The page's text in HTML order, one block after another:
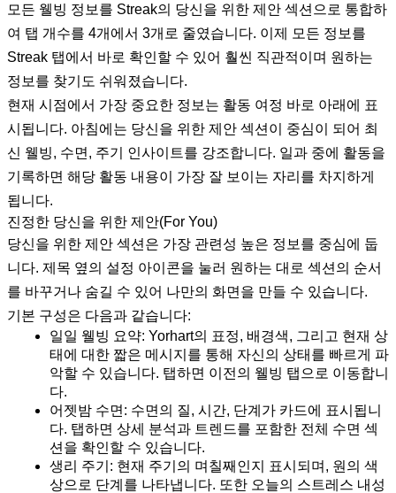
모든 웰빙 정보를 Streak의 당신을 위한 제안 섹션으로 통합하
여 탭 개수를 4개에서 3개로 줄였습니다. 이제 모든 정보를
Streak 탭에서 바로 확인할 수 있어 훨씬 직관적이며 원하는
정보를 찾기도 쉬워졌습니다.
현재 시점에서 가장 중요한 정보는 활동 여정 바로 아래에 표
시됩니다. 아침에는 당신을 위한 제안 섹션이 중심이 되어 최
신 웰빙, 수면, 주기 인사이트를 강조합니다. 일과 중에 활동을
기록하면 해당 활동 내용이 가장 잘 보이는 자리를 차지하게
됩니다.
진정한 당신을 위한 제안(For You)
당신을 위한 제안 섹션은 가장 관련성 높은 정보를 중심에 둡
니다. 제목 옆의 설정 아이콘을 눌러 원하는 대로 섹션의 순서
를 바꾸거나 숨길 수 있어 나만의 화면을 만들 수 있습니다.
기본 구성은 다음과 같습니다:
일일 웰빙 요약: Yorhart의 표정, 배경색, 그리고 현재 상
태에 대한 짧은 메시지를 통해 자신의 상태를 빠르게 파
악할 수 있습니다. 탭하면 이전의 웰빙 탭으로 이동합니
다.
어젯밤 수면: 수면의 질, 시간, 단계가 카드에 표시됩니
다. 탭하면 상세 분석과 트렌드를 포함한 전체 수면 섹
션을 확인할 수 있습니다.
생리 주기: 현재 주기의 며칠째인지 표시되며, 원의 색
상으로 단계를 나타냅니다. 또한 오늘의 스트레스 내성